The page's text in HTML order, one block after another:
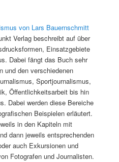
von Lars Bauernschmitt
Verlag beschreibt auf über
Einsatzgebiete
Dabei fängt das Buch sehr
und den verschiedenen
Sportjournalismus,
Öffentlichkeitsarbeit bis hin
Dabei werden diese Bereiche
Beispielen erläutert.
in den Kapiteln mit
dann jeweils entsprechenden
auch Exkursionen und
Fotografen und Journalisten.